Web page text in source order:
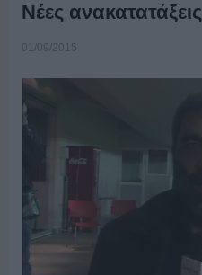
Νέες
01/09/2015